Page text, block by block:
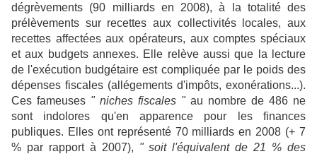
dégrèvements (90 milliards en 2008), à la totalité des
prélèvements sur recettes aux collectivités locales, aux
recettes affectées aux opérateurs, aux comptes spéciaux
et aux budgets annexes. Elle relève aussi que la lecture
de l'exécution budgétaire est compliquée par le poids des
dépenses fiscales (allégements d'impôts, exonérations...).
Ces fameuses " niches fiscales "au nombre de 486 ne
sont indolores qu'en apparence pour les finances
publiques. Elles ont représenté 70 milliards en 2008 (+ 7
% par rapport à 2007), " soit l'équivalent de 21 % des